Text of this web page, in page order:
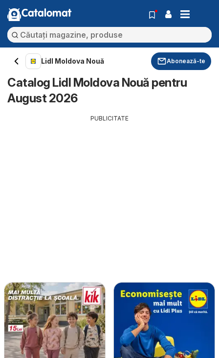
Catalomat
Lidl Moldova Nouă Abonează-te
Catalog Lidl Moldova Nouă pentru
August 2026
PUBLICITATE